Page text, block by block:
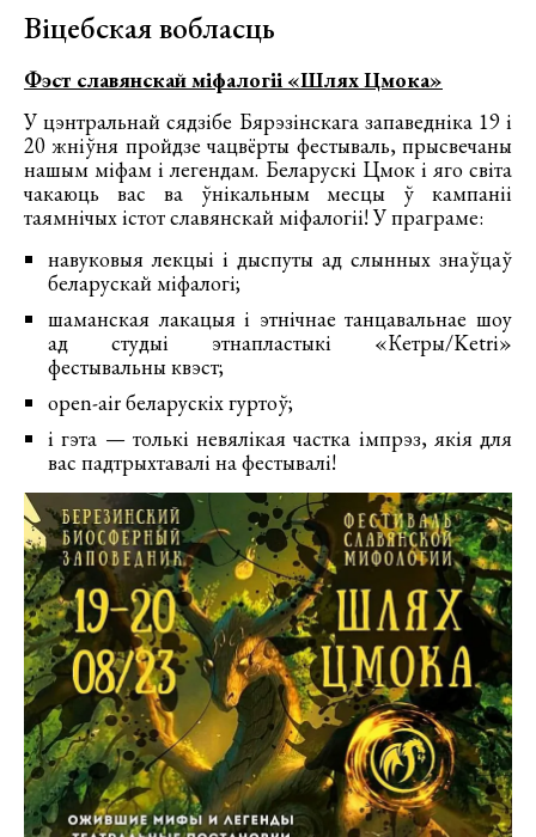
Віцебская вобласць
Фэст славянскай міфалогіі «Шлях Цмока»
У цэнтральнай сядзібе Бярэзінскага запаведніка 19 і
20 жніўня пройдзе чацвёрты фестываль, прысвечаны
нашым міфам і легендам. Беларускі Цмок і яго світа
чакаюць вас ва ўнікальным месцы ў кампаніі
таямнічых істот славянскай міфалогіі! У праграме:
навуковыя лекцыі і дыспуты ад слынных знаўцаў
беларускай міфалогі;
шаманская лакацыя і этнічнае танцавальнае шоу
ад студыі этнапластыкі «Кетры/Ketri»
фестывальны квэст;
open-air беларускіх гуртоў;
і гэта — толькі невялікая частка імпрэз, якія для
вас падтрыхтавалі на фестывалі!